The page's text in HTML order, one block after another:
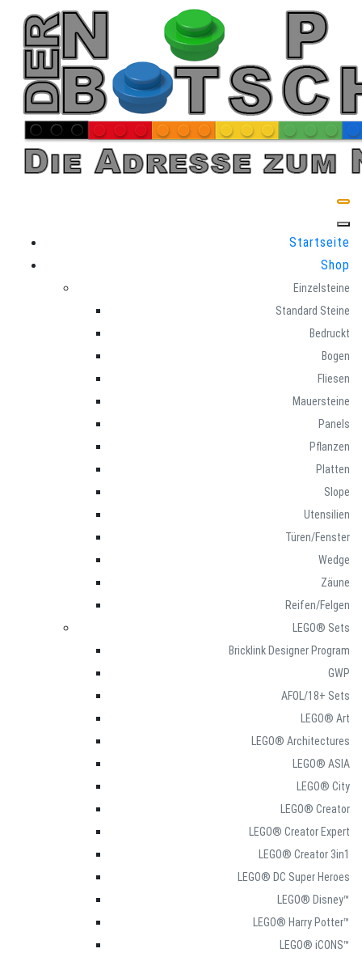
content
Startseite
Shop
Einzelsteine
Standard Steine
Bedruckt
Bogen
Fliesen
Mauersteine
Panels
Pflanzen
Platten
Slope
Utensilien
Türen/Fenster
Wedge
Zäune
Reifen/Felgen
LEGO® Sets
Bricklink Designer Program
GWP
AFOL/18+ Sets
LEGO® Art
LEGO® Architectures
LEGO® ASIA
LEGO® City
LEGO® Creator
LEGO® Creator Expert
LEGO® Creator 3in1
LEGO® DC Super Heroes
LEGO® Disney™
LEGO® Harry Potter™
LEGO® iCONS™